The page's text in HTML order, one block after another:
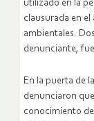
utilizado en la
clausurada en
ambientales.
denunciante,
En la puerta de
denunciaron
conocimiento